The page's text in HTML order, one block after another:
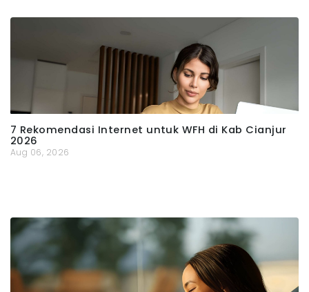
7 Rekomendasi Internet untuk WFH di Kab Cianjur
2026
Aug 06, 2026